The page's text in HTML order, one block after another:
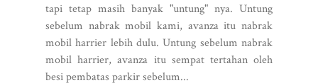
tapi tetap masih banyak "untung" nya. Untung
sebelum nabrak mobil kami, avanza itu nabrak
mobil harrier lebih dulu. Untung sebelum nabrak
mobil harrier, avanza itu sempat tertahan oleh
besi pembatas parkir sebelum...